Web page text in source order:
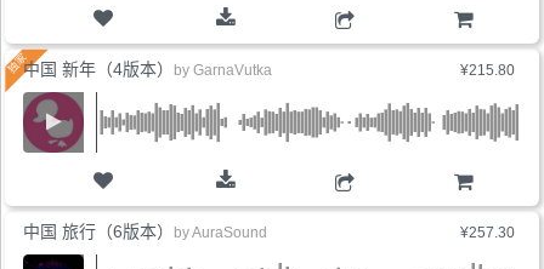
购物车
¥215.80
购物车
中国 新年（4版本） by GarnaVutka
¥257.30
中国 旅行（6版本） byAuraSound